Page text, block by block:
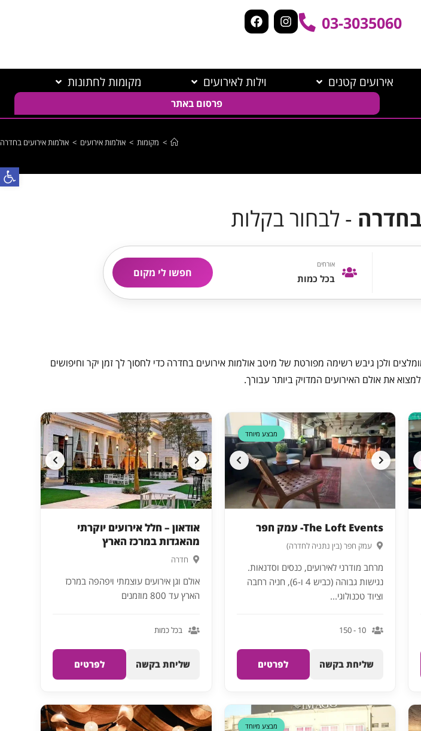
03-3035060
אירועים קטנים וילות לאירועים
מקומות לחתונות
פרסום באתר
> מקומות > אולמות אירועים > אולמות אירועים בחדרה
- לבחור בקלות
אורחים
בכל כמות חפשו לי מקום
ולכן גיבש רשימה מפורטת של מיטב אולמות אירועים בחדרה כדי לחסוך לך זמן יקר וחיפושים
את אולם האירועים המדויק ביותר עבורך.
דקה 90
מבצע מיוחד
The Loft Events- עמק חפר
עמק חפר (בין נתניה לחדרה)
מרחב מודרני לאירועים, כנסים וסדנאות.
נגישות גבוהה (כביש 4 ו-6), חניה רחבה
וציוד טכנולוגי...
10 - 150
שליחת בקשה לפרטים
אודאון – חלל אירועים יוקרתי
מהאגדות במרכז הארץ
חדרה
אולם וגן אירועים עוצמתי ויפהפה במרכז
הארץ עד 800 מוזמנים
בכל כמות
שליחת בקשה לפרטים
דקה 90
מבצע מיוחד